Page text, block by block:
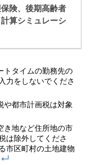
険、後期高齢者
算シミュレーシ
トタイムの勤務先の
力をしないでくださ
や都市計画税は対象
き地など住所地の市
は除外してくださ
市区町村の土地建物
↵